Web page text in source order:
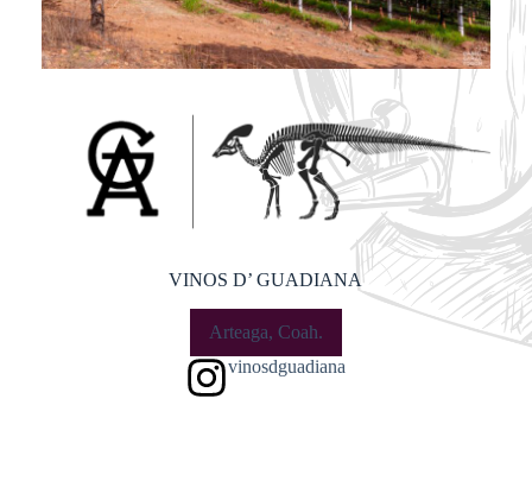
VINOS D’ GUADIANA
Arteaga, Coah.
vinosdguadiana